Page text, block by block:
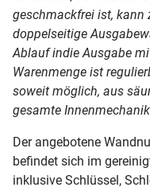
geschmackfrei ist, kann
doppelseitige
Ablauf indie Ausgabe
Warenmenge ist
soweit möglich, aus
gesamte
Der angebotene
befindet sich im
inklusive Schlüssel,